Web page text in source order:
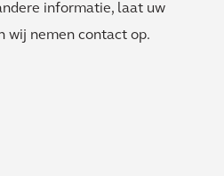
informatie, laat uw
wij nemen contact op.